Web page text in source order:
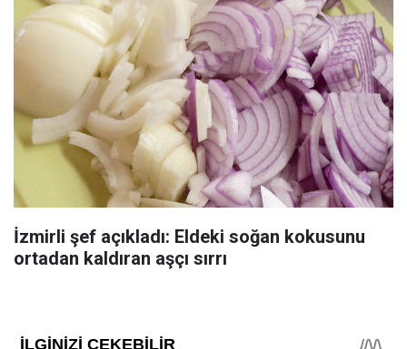
İzmirli şef açıkladı: Eldeki soğan kokusunu
ortadan kaldıran aşçı sırrı